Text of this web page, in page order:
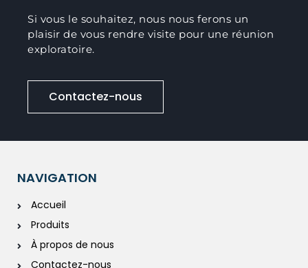
Si vous le souhaitez, nous nous ferons un
plaisir de vous rendre visite pour une réunion
exploratoire.
Contactez-nous
NAVIGATION
Accueil
Produits
À propos de nous
Contactez-nous